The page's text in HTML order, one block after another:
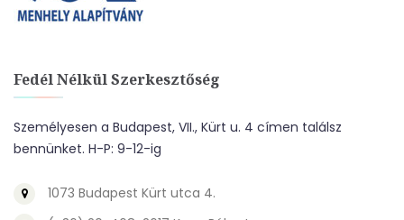
Fedél Nélkül Szerkesztőség
Személyesen a Budapest, VII., Kürt u. 4 címen találsz
bennünket. H-P: 9-12-ig
1073 Budapest Kürt utca 4.